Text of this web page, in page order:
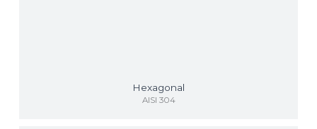
Hexagonal
AISI 304